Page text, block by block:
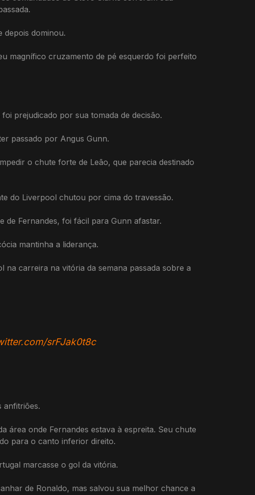
dominou.
magnífico cruzamento de pé esquerdo foi perfeito
prejudicado por sua tomada de decisão.
passado por Angus Gunn.
o chute forte de Leão, que parecia destinado
do Liverpool chutou por cima do travessão.
de Fernandes, foi fácil para Gunn afastar.
mantinha a liderança.
carreira na vitória da semana passada sobre a
srFJak0t8c
anfitriões.
área onde Fernandes estava à espreita. Seu chute
para o canto inferior direito.
marcasse o gol da vitória.
de Ronaldo, mas salvou sua melhor chance a